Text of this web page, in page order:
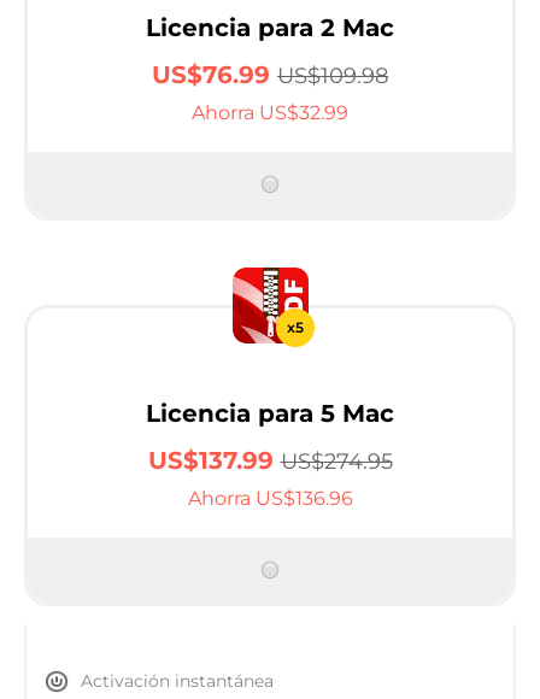
Licencia para 2 Mac
US$76.99 US$109.98
Ahorra US$32.99
x5
Licencia para 5 Mac
US$137.99US$274.95
Ahorra US$136.96
Activación instantánea